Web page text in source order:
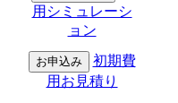
用シミュレーシ
ョン
お申込み
初期費
用お見積り